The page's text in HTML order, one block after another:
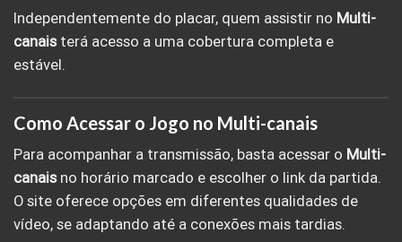
Independentemente do placar, quem assistir no Multi-
canaisterá acesso a uma cobertura completa e
estável.
Como Acessar o Jogo no Multi-canais
Para acompanhar a transmissão, basta acessar o Multi-
canaisno horário marcado e escolher o link da partida.
O site oferece opções em diferentes qualidades de
vídeo, se adaptando até a conexões mais tardias.